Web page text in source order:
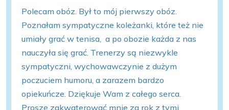
Polecam obóz. Był to mój pierwszy obóz.
Poznałam sympatyczne koleżanki, które też nie
umiały grać w tenisa, a po obozie każda z nas
nauczyła się grać. Trenerzy są niezwykle
sympatyczni, wychowawczynie z dużym
poczuciem humoru, a zarazem bardzo
opiekuńcze. Dziękuje Wam z całego serca.
Proszę zakwaterować mnie za rok z tymi